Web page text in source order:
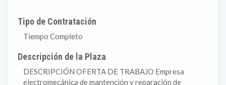
Tipo de Contratación
Tiempo Completo
Descripción de la Plaza
DESCRIPCIÓN OFERTA DE TRABAJO Empresa
electromecánica de mantención y reparación de